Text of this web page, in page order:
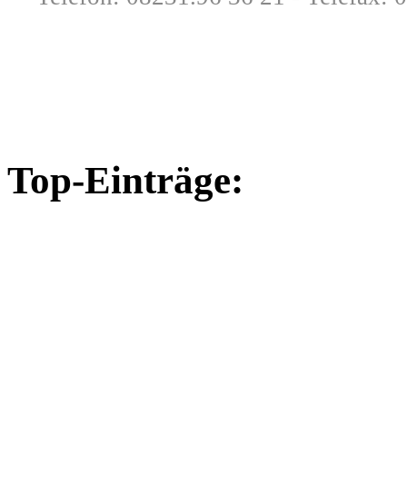
Top-Einträge: